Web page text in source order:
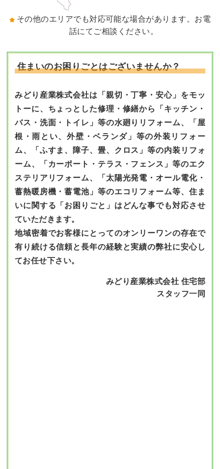
その他のエリアでも対応可能な場合があります。お電
話にてご相談ください。
住まいのお困りごとはございませんか？
みどり産業株式会社は「親切・丁寧・安心」をモッ
トーに、ちょっとした修理・修繕から「キッチン・
バス・洗面・トイレ」等の水廻りリフォーム、「屋
根・雨とい、外壁・ベランダ」等の外装リフォー
ム、「ふすま、障子、畳、クロス」等の内装リフォ
ーム、「カーポート・テラス・フェンス」等のエク
ステリアリフォーム、「太陽光発電・オール電化・
蓄熱暖房機・蓄電池」等のエコリフォーム等、住ま
いに関する「お困りごと」はどんな事でも対応させ
ていただきます。
地域密着でお客様にとってのオンリーワンの存在で
有り続ける信頼と長年の経験と実績の弊社に安心し
てお任せ下さい。
みどり産業株式会社 住宅部
スタッフ一同